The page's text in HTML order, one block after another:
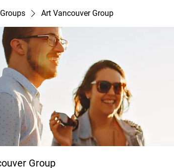
Groups Art Vancouver Group
Group